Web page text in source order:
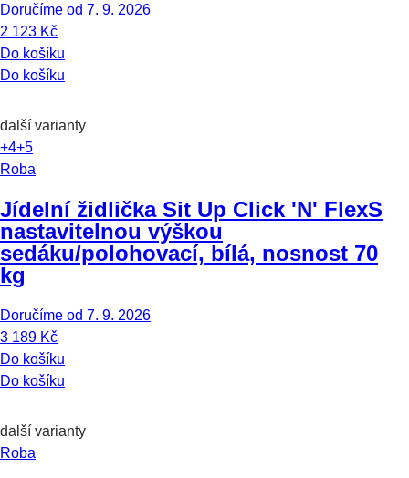
Doručíme od 7. 9. 2026
2 123 Kč
Do košíku
Do košíku
další varianty
+4+5
Roba
Jídelní židlička Sit Up Click 'N' FlexS
nastavitelnou výškou
sedáku/polohovací, bílá, nosnost 70
kg
Doručíme od 7. 9. 2026
3 189 Kč
Do košíku
Do košíku
další varianty
Roba